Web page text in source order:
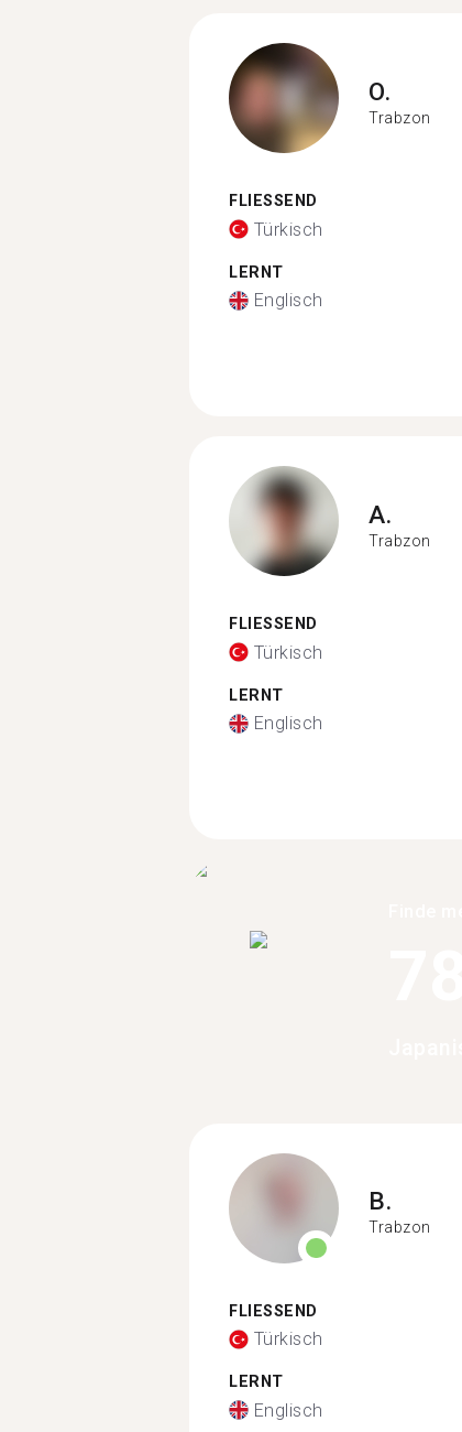
O.
Trabzon
FLIESSEND
Türkisch
LERNT
Englisch
A.
Trabzon
FLIESSEND
Türkisch
LERNT
Englisch
B.
Trabzon
FLIESSEND
Türkisch
LERNT
Englisch